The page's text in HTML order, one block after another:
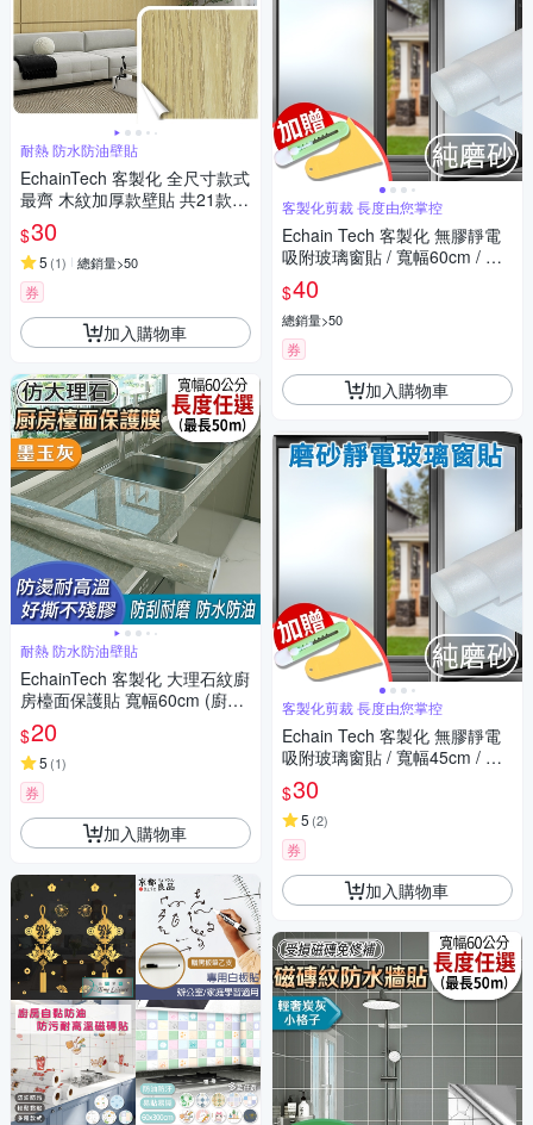
耐熱 防水防油壁貼
EchainTech 客製化 全尺寸款式
最齊 木紋加厚款壁貼 共21款
寬幅120cm (牆貼/木紋貼/壁紙/
門貼/防水防油)
$30
5 (1) 總銷量>50
券
加入購物車
耐熱 防水防油壁貼
EchainTech 客製化 大理石紋廚
房檯面保護貼 寬幅60cm (廚房
貼/浴室貼/磁磚貼/牆貼/檯面貼/
桌面貼/壁貼/壁紙/門貼/防水防
油/耐熱)
$20
5 (1)
券
加入購物車
客製化剪裁 長度由您掌控
Echain Tech 客製化 無膠靜電
吸附玻璃窗貼 / 寬幅60cm / 每
單位10cm / 共9款
$40
總銷量>50
券
加入購物車
客製化剪裁 長度由您掌控
Echain Tech 客製化 無膠靜電
吸附玻璃窗貼 / 寬幅45cm / 每
單位10cm / 共9款
$30
5 (2)
券
加入購物車